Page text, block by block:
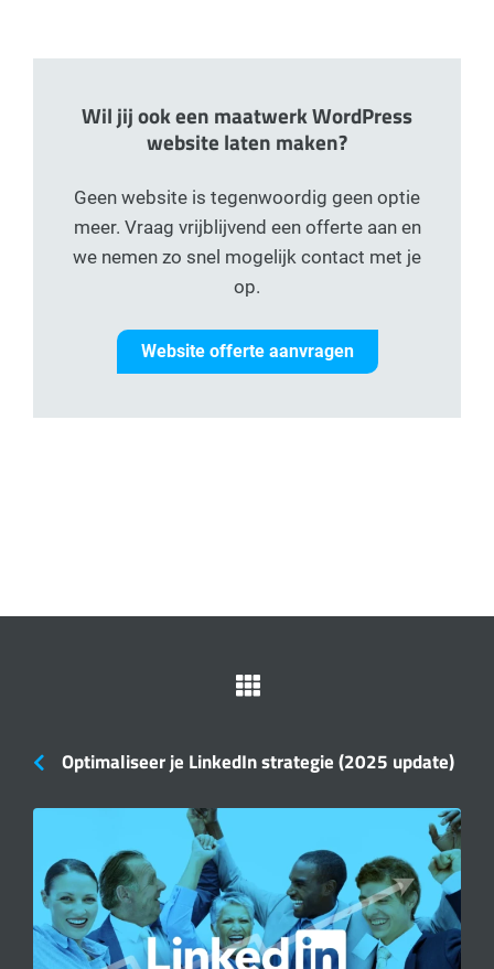
Wil jij ook een maatwerk WordPress
website laten maken?
Geen website is tegenwoordig geen optie
meer. Vraag vrijblijvend een offerte aan en
we nemen zo snel mogelijk contact met je
op.
Website offerte aanvragen
Optimaliseer je LinkedIn strategie (2025 update)